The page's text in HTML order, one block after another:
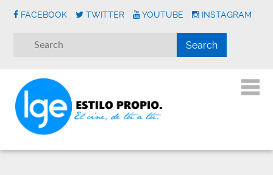
FACEBOOK TWITTER YOUTUBE INSTAGRAM